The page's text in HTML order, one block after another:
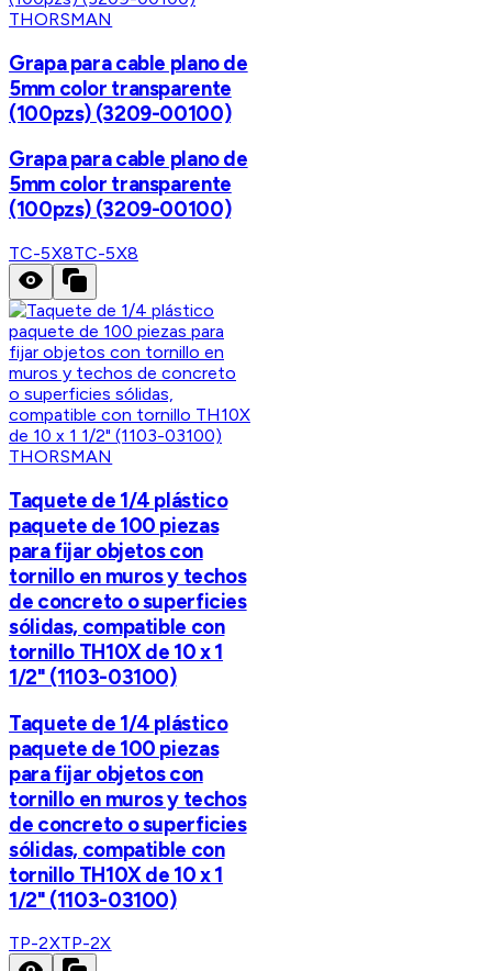
THORSMAN
Grapa para cable plano de
5mm color transparente
(100pzs) (3209-00100)
Grapa para cable plano de
5mm color transparente
(100pzs) (3209-00100)
TC-5X8TC-5X8
THORSMAN
Taquete de 1/4 plástico
paquete de 100 piezas
para fijar objetos con
tornillo en muros y techos
de concreto o superficies
sólidas, compatible con
tornillo TH10X de 10 x 1
1/2" (1103-03100)
Taquete de 1/4 plástico
paquete de 100 piezas
para fijar objetos con
tornillo en muros y techos
de concreto o superficies
sólidas, compatible con
tornillo TH10X de 10 x 1
1/2" (1103-03100)
TP-2XTP-2X